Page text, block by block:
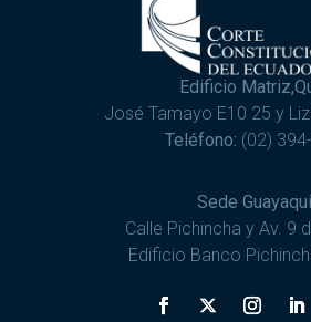
Edificio
José Tamayo E10 25 y
Teléfono: (02)
Sede
Calle Pichincha y Av. 9
Edificio Banco